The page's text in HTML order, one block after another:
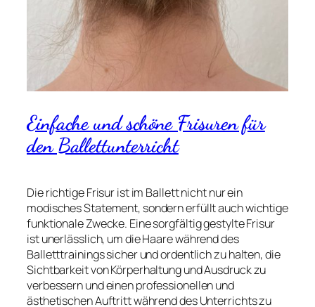
Einfache und schöne Frisuren für
den Ballettunterricht
Die richtige Frisur ist im Ballett nicht nur ein
modisches Statement, sondern erfüllt auch wichtige
funktionale Zwecke. Eine sorgfältig gestylte Frisur
ist unerlässlich, um die Haare während des
Balletttrainings sicher und ordentlich zu halten, die
Sichtbarkeit von Körperhaltung und Ausdruck zu
verbessern und einen professionellen und
ästhetischen Auftritt während des Unterrichts zu